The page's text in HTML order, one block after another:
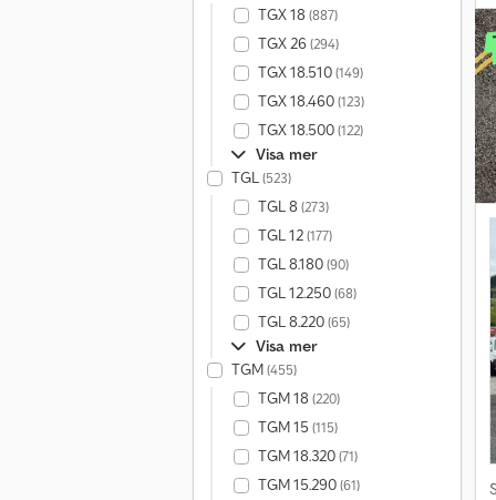
TGX 18 (887)
TGX 26(294)
TGX 18.510(149)
TGX 18.460(123)
TGX 18.500(122)
Visa mer
TGL(523)
TGL 8 (273)
TGL 12(177)
TGL 8.180(90)
TGL 12.250(68)
TGL 8.220(65)
Visa mer
TGM(455)
TGM 18 (220)
TGM 15 (115)
TGM 18.320(71)
TGM 15.290(61)